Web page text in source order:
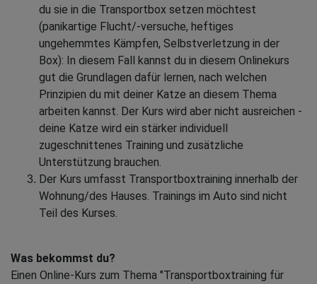
du sie in die Transportbox setzen möchtest
(panikartige Flucht/-versuche, heftiges
ungehemmtes Kämpfen, Selbstverletzung in der
Box): In diesem Fall kannst du in diesem Onlinekurs
gut die Grundlagen dafür lernen, nach welchen
Prinzipien du mit deiner Katze an diesem Thema
arbeiten kannst. Der Kurs wird aber nicht ausreichen -
deine Katze wird ein stärker individuell
zugeschnittenes Training und zusätzliche
Unterstützung brauchen.
Der Kurs umfasst Transportboxtraining innerhalb der
Wohnung/des Hauses. Trainings im Auto sind nicht
Teil des Kurses.
Was bekommst du?
Einen Online-Kurs zum Thema "Transportboxtraining für